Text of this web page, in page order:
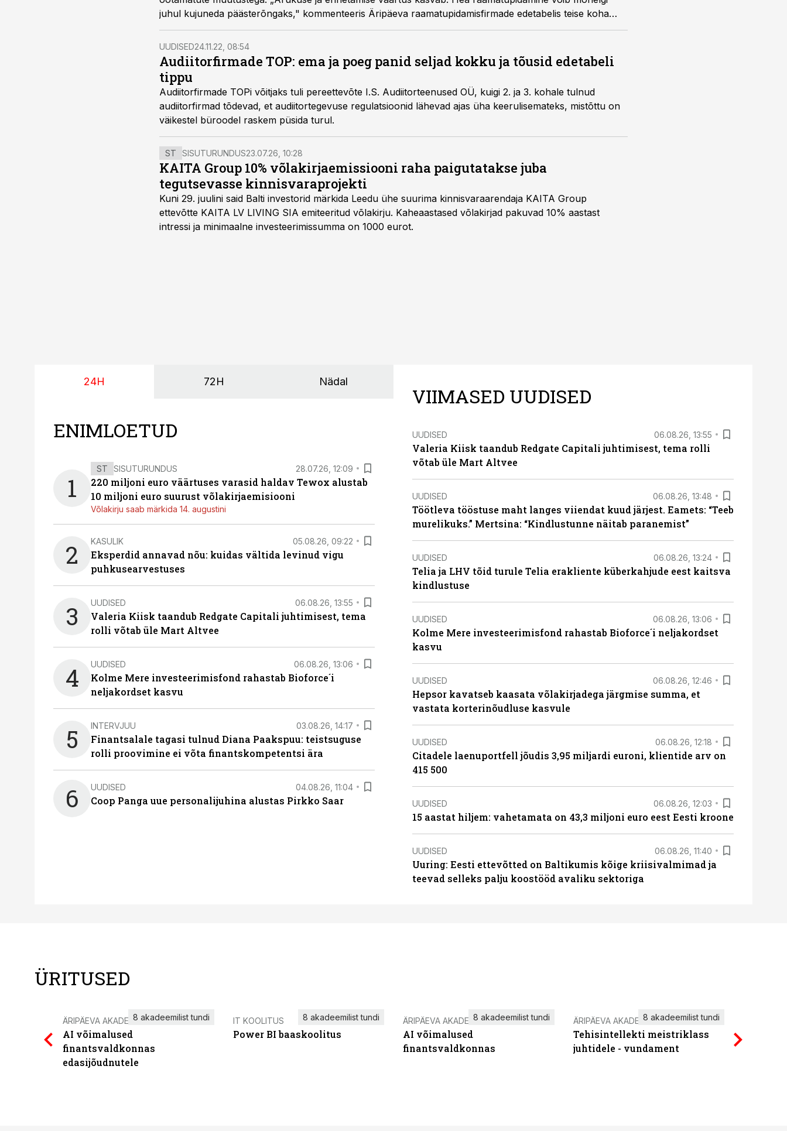
juhul kujuneda päästerõngaks," kommenteeris Äripäeva raamatupidamisfirmade edetabelis teise koha
pälvinud Askendo OÜ juhatuse liige Imre Pralla.
UUDISED24.11.22, 08:54
Audiitorfirmade TOP: ema ja poeg panid seljad kokku ja tõusid edetabeli
tippu
Audiitorfirmade TOPi võitjaks tuli pereettevõte I.S. Audiitorteenused OÜ, kuigi 2. ja 3. kohale tulnud
audiitorfirmad tõdevad, et audiitortegevuse regulatsioonid lähevad ajas üha keerulisemateks, mistõttu on
väikestel büroodel raskem püsida turul.
ST SISUTURUNDUS23.07.26, 10:28
KAITA Group 10% võlakirjaemissiooni raha paigutatakse juba
tegutsevasse kinnisvaraprojekti
Kuni 29. juulini said Balti investorid märkida Leedu ühe suurima kinnisvaraarendaja KAITA Group
ettevõtte KAITA LV LIVING SIA emiteeritud võlakirju. Kaheaastased võlakirjad pakuvad 10% aastast
intressi ja minimaalne investeerimissumma on 1000 eurot.
24H 72H Nädal
ENIMLOETUD
1
ST SISUTURUNDUS 28.07.26, 12:09
220 miljoni euro väärtuses varasid haldav Tewox alustab
10 miljoni euro suurust võlakirjaemisiooni
Võlakirju saab märkida 14. augustini
2 KASULIK 05.08.26, 09:22
Eksperdid annavad nõu: kuidas vältida levinud vigu
puhkusearvestuses
3 UUDISED 06.08.26, 13:55
Valeria Kiisk taandub Redgate Capitali juhtimisest, tema
rolli võtab üle Mart Altvee
4 UUDISED 06.08.26, 13:06
Kolme Mere investeerimisfond rahastab Bioforce´i
neljakordset kasvu
5 INTERVJUU 03.08.26, 14:17
Finantsalale tagasi tulnud Diana Paakspuu: teistsuguse
rolli proovimine ei võta finantskompetentsi ära
6 UUDISED 04.08.26, 11:04
Coop Panga uue personalijuhina alustas Pirkko Saar
VIIMASED UUDISED
UUDISED 06.08.26, 13:55
Valeria Kiisk taandub Redgate Capitali juhtimisest, tema rolli
võtab üle Mart Altvee
UUDISED 06.08.26, 13:48
Töötleva tööstuse maht langes viiendat kuud järjest. Eamets: “Teeb
murelikuks.” Mertsina: “Kindlustunne näitab paranemist”
UUDISED 06.08.26, 13:24
Telia ja LHV tõid turule Telia erakliente küberkahjude eest kaitsva
kindlustuse
UUDISED 06.08.26, 13:06
Kolme Mere investeerimisfond rahastab Bioforce´i neljakordset
kasvu
UUDISED 06.08.26, 12:46
Hepsor kavatseb kaasata võlakirjadega järgmise summa, et
vastata korterinõudluse kasvule
UUDISED 06.08.26, 12:18
Citadele laenuportfell jõudis 3,95 miljardi euroni, klientide arv on
415 500
UUDISED 06.08.26, 12:03
15 aastat hiljem: vahetamata on 43,3 miljoni euro eest Eesti kroone
UUDISED 06.08.26, 11:40
Uuring: Eesti ettevõtted on Baltikumis kõige kriisivalmimad ja
teevad selleks palju koostööd avaliku sektoriga
ÜRITUSED
ÄRIPÄEVA AKADEEMIA
AI võimalused
finantsvaldkonnas
edasijõudnutele
8 akadeemilist tundi IT KOOLITUS
Power BI baaskoolitus
8 akadeemilist tundi ÄRIPÄEVA AKADEEMIA
AI võimalused
finantsvaldkonnas
8 akadeemilist tundi ÄRIPÄEVA AKADEEMIA
Tehisintellekti meistriklass
juhtidele - vundament
8 akadeemilist tundi